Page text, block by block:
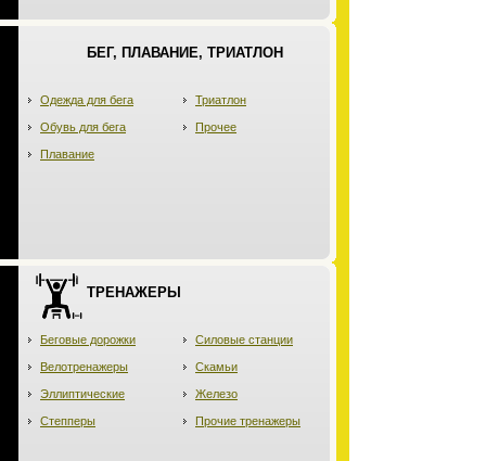
БЕГ, ПЛАВАНИЕ, ТРИАТЛОН
Одежда для бега
Обувь для бега
Плавание
Триатлон
Прочее
ТРЕНАЖЕРЫ
Беговые дорожки
Велотренажеры
Эллиптические
Степперы
Силовые станции
Скамьи
Железо
Прочие тренажеры